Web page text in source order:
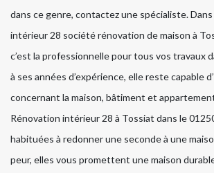
dans ce genre, contactez une spécialiste.
intérieur 28 société rénovation de maison à
c’est la professionnelle pour tous vos travaux
à ses années d’expérience, elle reste capable
concernant la maison, bâtiment et
Rénovation intérieur 28 à Tossiat dans le
habituées à redonner une seconde à une
peur, elles vous promettent une maison